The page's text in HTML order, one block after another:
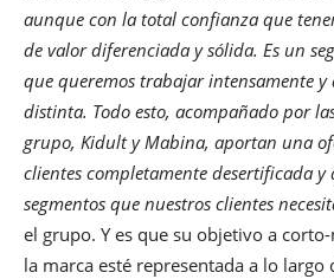
aunque con la total confianza que
de valor diferenciada y sólida. Es un
que queremos trabajar intensamente y
distinta. Todo esto, acompañado por
grupo, Kidult y Mabina, aportan una
clientes completamente desertificada
segmentos que nuestros clientes
el grupo. Y es que su objetivo a
la marca esté representada a lo